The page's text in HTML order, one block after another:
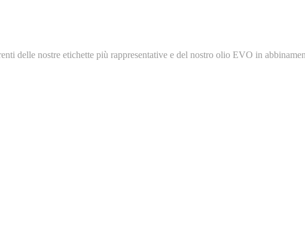
delle nostre etichette più rappresentative e del nostro olio EVO in